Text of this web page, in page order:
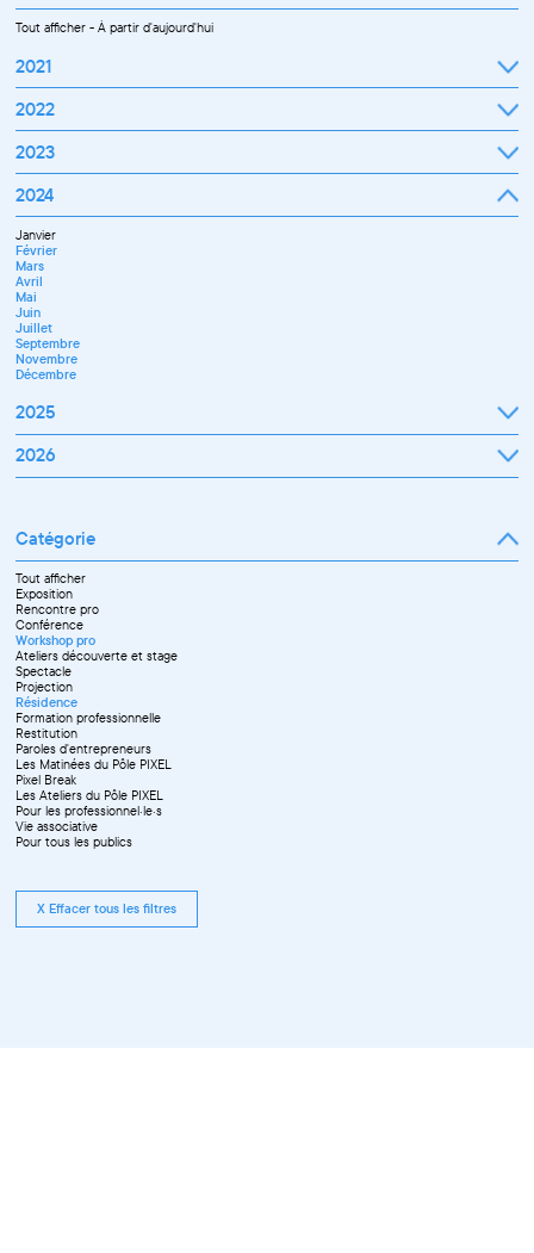
Tout afficher-À partir d'aujourd'hui
2021
Septembre
Octobre
Novembre
Décembre
2022
Janvier
Février
Mars
Avril
Juillet
Septembre
Octobre
Novembre
Décembre
2023
Janvier
Février
Mars
Avril
Mai
Juin
Septembre
Octobre
Novembre
Décembre
2024
Janvier
Février
Mars
Avril
Mai
Juin
Juillet
Septembre
Novembre
Décembre
2025
Janvier
Mars
Juin
Juillet
Septembre
Octobre
Novembre
Décembre
2026
Avril
Mai
Juin
Septembre
Octobre
Novembre
Catégorie
Tout afficher
Exposition
Rencontre pro
Conférence
Workshop pro
Ateliers découverte et stage
Spectacle
Projection
Résidence
Formation professionnelle
Restitution
Paroles d'entrepreneurs
Les Matinées du Pôle PIXEL
Pixel Break
Les Ateliers du Pôle PIXEL
Pour les professionnel·le·s
Vie associative
Pour tous les publics
X Effacer tous les filtres